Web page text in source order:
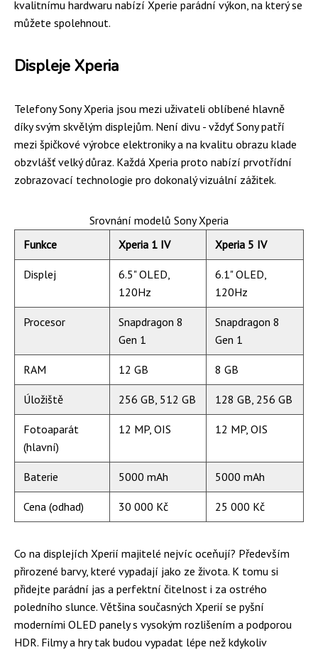
kvalitnímu hardwaru nabízí Xperie parádní výkon, na který se
můžete spolehnout.
Displeje Xperia
Telefony Sony Xperia jsou mezi uživateli oblíbené hlavně
díky svým skvělým displejům. Není divu - vždyť Sony patří
mezi špičkové výrobce elektroniky a na kvalitu obrazu klade
obzvlášť velký důraz. Každá Xperia proto nabízí prvotřídní
zobrazovací technologie pro dokonalý vizuální zážitek.
Srovnání modelů Sony Xperia
Funkce
Xperia 1 IV Xperia 5 IV
Displej
6.5" OLED,
120Hz
6.1" OLED,
120Hz
Procesor
Snapdragon 8
Gen 1
Snapdragon 8
Gen 1
RAM 12 GB 8 GB
Úložiště 256 GB, 512 GB 128 GB, 256 GB
Fotoaparát
(hlavní)
12 MP, OIS 12 MP, OIS
Baterie 5000 mAh 5000 mAh
Cena (odhad) 30 000 Kč 25 000 Kč
Co na displejích Xperií majitelé nejvíc oceňují? Především
přirozené barvy, které vypadají jako ze života. K tomu si
přidejte parádní jas a perfektní čitelnost i za ostrého
poledního slunce. Většina současných Xperií se pyšní
moderními OLED panely s vysokým rozlišením a podporou
HDR. Filmy a hry tak budou vypadat lépe než kdykoliv